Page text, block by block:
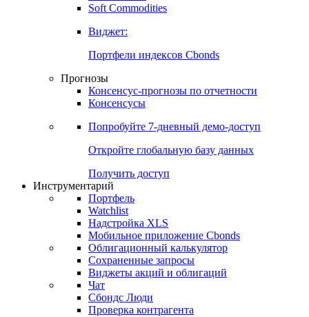
Soft Commodities
Виджет:
Портфели индексов Cbonds
Прогнозы
Консенсус-прогнозы по отчетности
Консенсусы
Попробуйте 7-дневный демо-доступ
Откройте глобальную базу данных
Получить доступ
Инструментарий
Портфель
Watchlist
Надстройка XLS
Мобильное приложение Cbonds
Облигационный калькулятор
Сохраненные запросы
Виджеты акций и облигаций
Чат
Сбондс Люди
Проверка контрагента